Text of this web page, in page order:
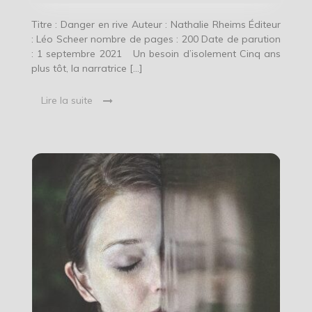
Titre : Danger en rive Auteur : Nathalie Rheims Éditeur
: Léo Scheer nombre de pages : 200 Date de parution
: 1 septembre 2021 Un besoin d’isolement Cinq ans
plus tôt, la narratrice […]
Lire la suite